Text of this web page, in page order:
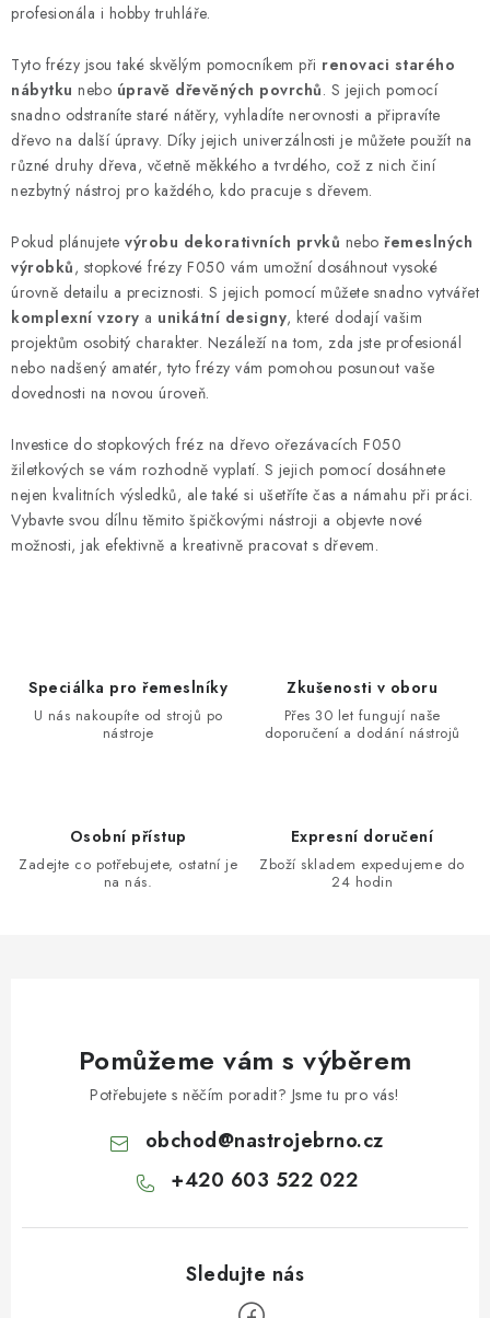
profesionála i hobby truhláře.
Tyto frézy jsou také skvělým pomocníkem při renovaci starého
nábytku nebo úpravě dřevěných povrchů. S jejich pomocí
snadno odstraníte staré nátěry, vyhladíte nerovnosti a připravíte
dřevo na další úpravy. Díky jejich univerzálnosti je můžete použít na
různé druhy dřeva, včetně měkkého a tvrdého, což z nich činí
nezbytný nástroj pro každého, kdo pracuje s dřevem.
Pokud plánujete výrobu dekorativních prvků nebo řemeslných
výrobků, stopkové frézy F050 vám umožní dosáhnout vysoké
úrovně detailu a preciznosti. S jejich pomocí můžete snadno vytvářet
komplexní vzory a unikátní designy, které dodají vašim
projektům osobitý charakter. Nezáleží na tom, zda jste profesionál
nebo nadšený amatér, tyto frézy vám pomohou posunout vaše
dovednosti na novou úroveň.
Investice do stopkových fréz na dřevo ořezávacích F050
žiletkových se vám rozhodně vyplatí. S jejich pomocí dosáhnete
nejen kvalitních výsledků, ale také si ušetříte čas a námahu při práci.
Vybavte svou dílnu těmito špičkovými nástroji a objevte nové
možnosti, jak efektivně a kreativně pracovat s dřevem.
Speciálka pro řemeslníky
U nás nakoupíte od strojů po
nástroje
Zkušenosti v oboru
Přes 30 let fungují naše
doporučení a dodání nástrojů
Osobní přístup
Zadejte co potřebujete, ostatní je
na nás.
Expresní doručení
Zboží skladem expedujeme do
24 hodin
Pomůžeme vám s výběrem
Potřebujete s něčím poradit? Jsme tu pro vás!
obchod@nastrojebrno.cz
+420 603 522 022